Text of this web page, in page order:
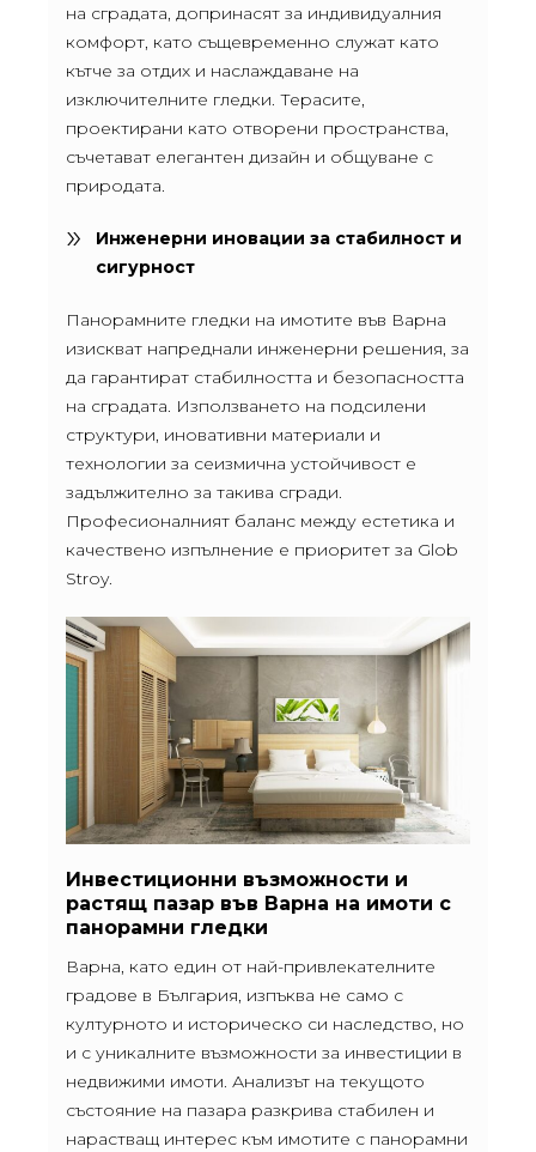
на сградата, допринасят за индивидуалния
комфорт, като същевременно служат като
кътче за отдих и наслаждаване на
изключителните гледки. Терасите,
проектирани като отворени пространства,
съчетават елегантен дизайн и общуване с
природата.
Инженерни иновации за стабилност и
сигурност
Панорамните гледки на имотите във Варна
изискват напреднали инженерни решения, за
да гарантират стабилността и безопасността
на сградата. Използването на подсилени
структури, иновативни материали и
технологии за сеизмична устойчивост е
задължително за такива сгради.
Професионалният баланс между естетика и
качествено изпълнение е приоритет за Glob
Stroy.
Инвестиционни възможности и
растящ пазар във Варна на имоти с
панорамни гледки
Варна, като един от най-привлекателните
градове в България, изпъква не само с
културното и историческо си наследство, но
и с уникалните възможности за инвестиции в
недвижими имоти. Анализът на текущото
състояние на пазара разкрива стабилен и
нарастващ интерес към имотите с панорамни